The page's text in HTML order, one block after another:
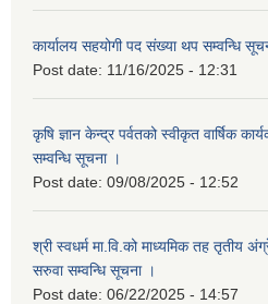
कार्यालय सहयोगी पद संख्या थप सम्वन्धि
Post date: 11/16/2025 - 12:31
कृषि ज्ञान केन्द्र पर्वतको स्वीकृत वार्षिक
सम्वन्धि सूचना ।
Post date: 09/08/2025 - 12:52
श्री स्वधर्म मा.वि.को माध्यमिक तह तृतीय
सरुवा सम्वन्धि सूचना ।
Post date: 06/22/2025 - 14:57